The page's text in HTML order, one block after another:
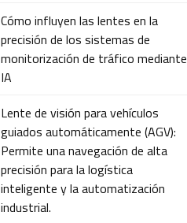
Cómo influyen las lentes en la
precisión de los sistemas de
monitorización de tráfico mediante
IA
Lente de visión para vehículos
guiados automáticamente (AGV):
Permite una navegación de alta
precisión para la logística
inteligente y la automatización
industrial.